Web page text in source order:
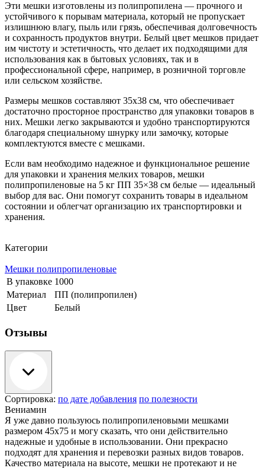
Эти мешки изготовлены из полипропилена — прочного и
устойчивого к порывам материала, который не пропускает
излишнюю влагу, пыль или грязь, обеспечивая долговечность
и сохранность продуктов внутри. Белый цвет мешков придает
им чистоту и эстетичность, что делает их подходящими для
использования как в бытовых условиях, так и в
профессиональной сфере, например, в розничной торговле
или сельском хозяйстве.
Размеры мешков составляют 35х38 см, что обеспечивает
достаточно просторное пространство для упаковки товаров в
них. Мешки легко закрываются и удобно транспортируются
благодаря специальному шнурку или замочку, которые
комплектуются вместе с мешками.
Если вам необходимо надежное и функциональное решение
для упаковки и хранения мелких товаров, мешки
полипропиленовые на 5 кг ПП 35×38 см белые — идеальный
выбор для вас. Они помогут сохранить товары в идеальном
состоянии и облегчат организацию их транспортировки и
хранения.
Категории
Мешки полипропиленовые
В упаковке 1000
Материал
ПП (полипропилен)
Цвет
Белый
Отзывы
Сортировка: по дате добавления по полезности
Вениамин
Я уже давно пользуюсь полипропиленовыми мешками
размером 45x75 и могу сказать, что они действительно
надежные и удобные в использовании. Они прекрасно
подходят для хранения и перевозки разных видов товаров.
Качество материала на высоте, мешки не протекают и не